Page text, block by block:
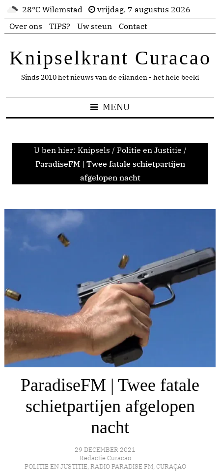
28°C Wilemstad
vrijdag, 7 augustus 2026
Over ons
TIPS? Uw steun Contact
Knipselkrant Curacao
Sinds 2010 het nieuws van de eilanden - het hele beeld
MENU
U ben hier: Knipsels / Politie en Justitie /
ParadiseFM | Twee fatale schietpartijen
afgelopen nacht
ParadiseFM | Twee fatale
schietpartijen afgelopen
nacht
29 DECEMBER 2021
Redactie Curacao
POLITIE EN JUSTITIE, RADIO PARADISE FM, CURAÇAO